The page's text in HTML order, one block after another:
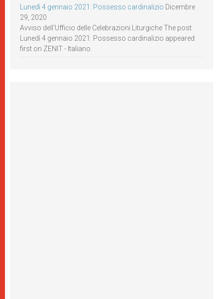
Lunedì 4 gennaio 2021: Possesso cardinalizio Dicembre
29, 2020
Avviso dell’Ufficio delle Celebrazioni Liturgiche The post
Lunedì 4 gennaio 2021: Possesso cardinalizio appeared
first on ZENIT - Italiano.